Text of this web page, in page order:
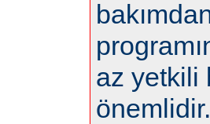
az yetkili
önemlidir.